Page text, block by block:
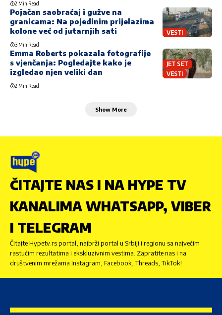
2 Min Read
VESTI
Pojačan saobraćaj i gužve na
granicama: Na pojedinim prijelazima
kolone već od jutarnjih sati
3 Min Read
JET SET
VESTI
Emma Roberts pokazala fotografije
s vjenčanja: Pogledajte kako je
izgledao njen veliki dan
2 Min Read
Show More
ČITAJTE NAS I NA HYPE TV
KANALIMA WHATSAPP, VIBER
I TELEGRAM
Čitajte Hypetv.rs portal, najbrži portal u Srbiji i regionu sa najvećim
rastućim rezultatima i ekskluzivnim vestima. Zapratite nas i na
društvenim mrežama Instagram, Facebook, Threads, TikTok!